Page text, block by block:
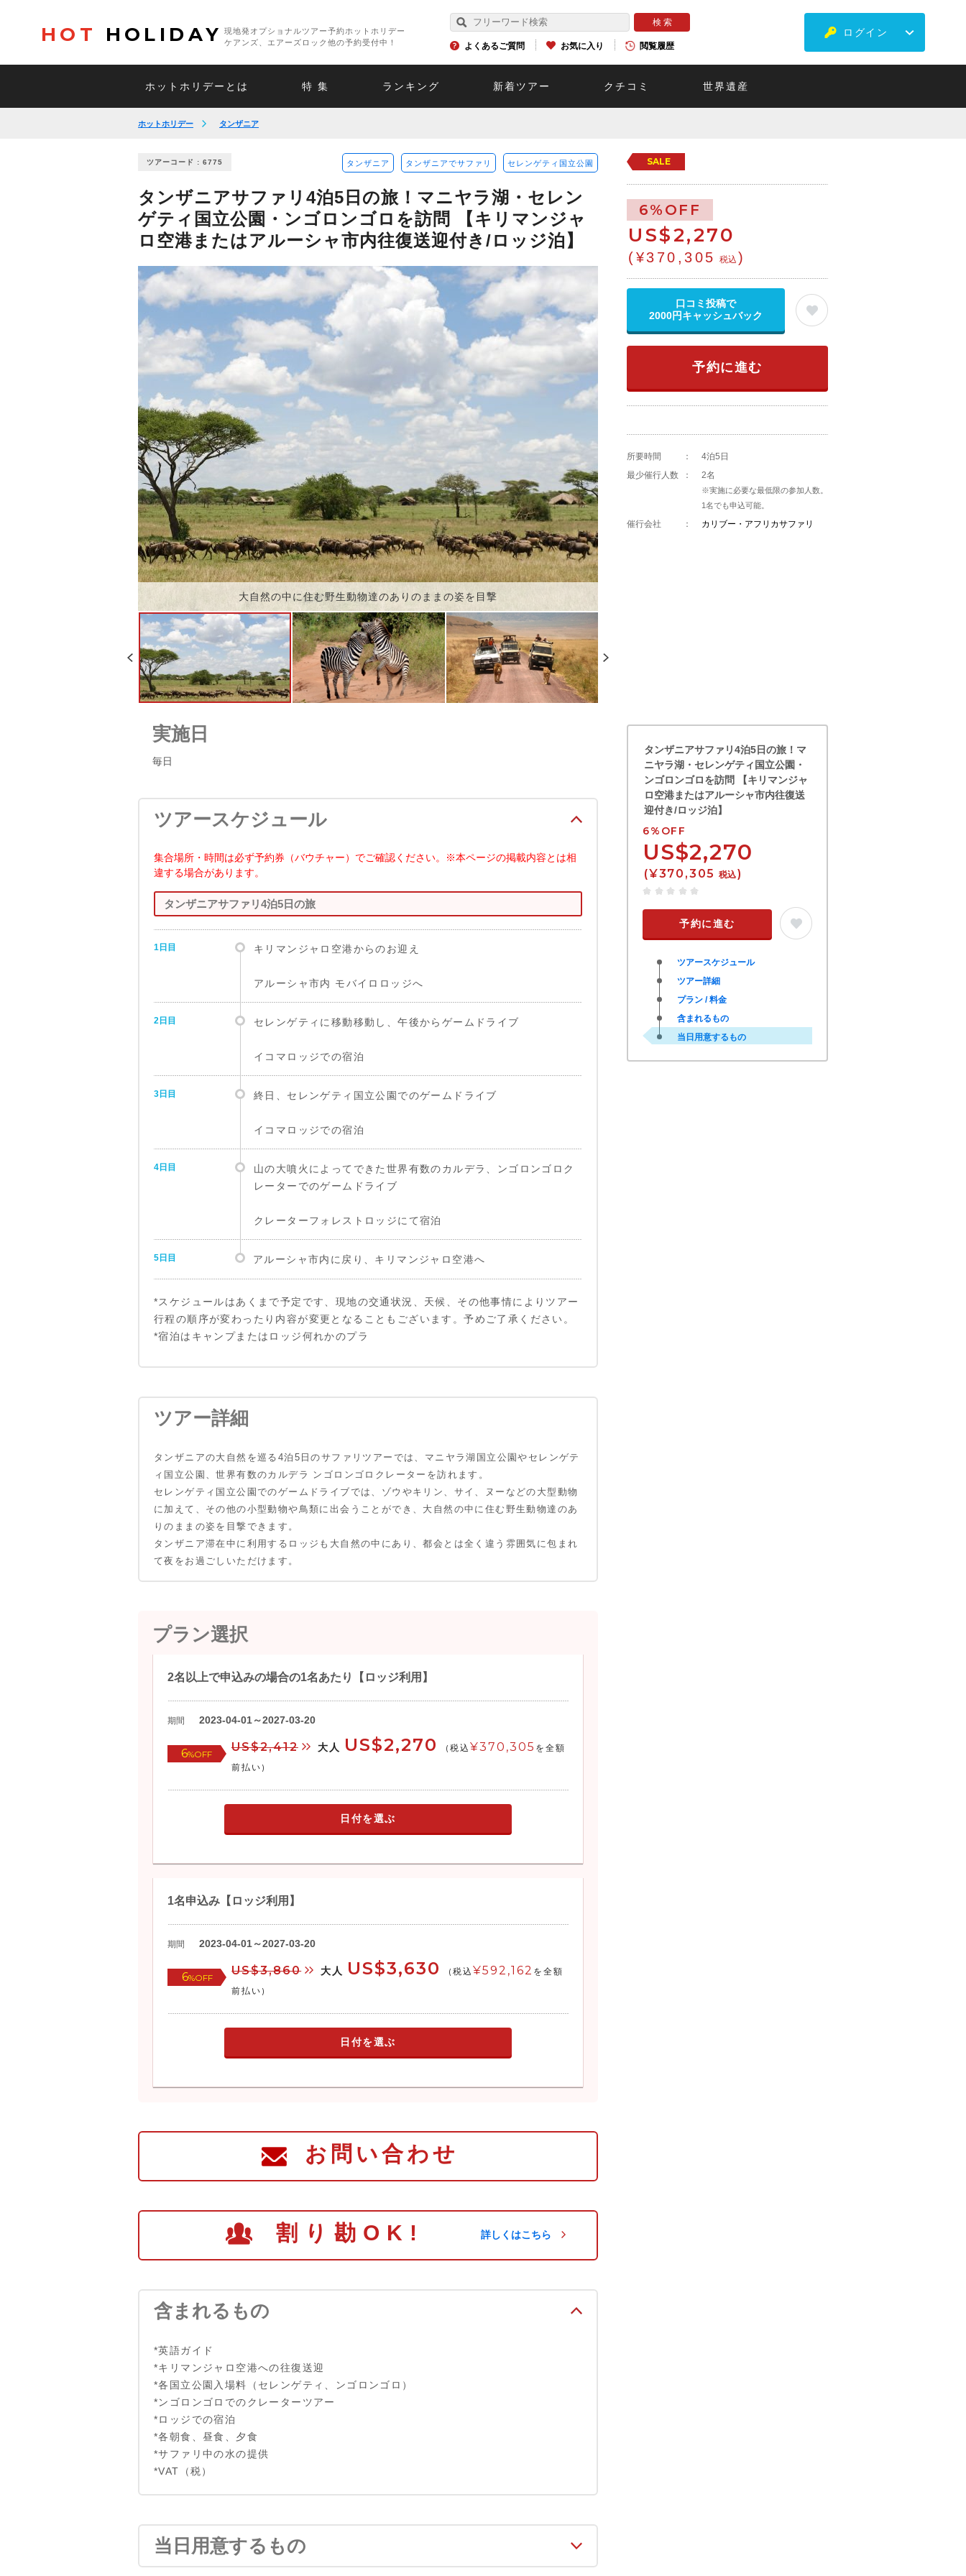
HOT HOLIDAY
現地発オプショナルツアー予約ホットホリデー
ケアンズ、エアーズロック他の予約受付中！
よくあるご質問 お気に入り 閲覧履歴
ログイン
ホットホリデーとは 特 集 ランキング 新着ツアー クチコミ 世界遺産
ホットホリデー タンザニア
ツアーコード : 6775 タンザニア タンザニアでサファリ セレンゲティ国立公園
タンザニアサファリ4泊5日の旅！マニヤラ湖・セレン
ゲティ国立公園・ンゴロンゴロを訪問 【キリマンジャ
ロ空港またはアルーシャ市内往復送迎付き/ロッジ泊】
大自然の中に住む野生動物達のありのままの姿を目撃
SALE
6%OFF
US$2,270
(¥370,305 税込 )
口コミ投稿で
2000円キャッシュバック
予約に進む
所要時間 ：
4泊5日
最少催行人数
： 2名
※実施に必要な最低限の参加人数。
1名でも申込可能。
催行会社 ： カリブー・アフリカサファリ
実施日
毎日
ツアースケジュール
集合場所・時間は必ず予約券（バウチャー）でご確認ください。※本ページの掲載内容とは相
違する場合があります。
タンザニアサファリ4泊5日の旅
1日目 キリマンジャロ空港からのお迎え
アルーシャ市内 モバイロロッジへ
2日目 セレンゲティに移動移動し、午後からゲームドライブ
イコマロッジでの宿泊
3日目 終日、セレンゲティ国立公園でのゲームドライブ
イコマロッジでの宿泊
4日目
山の大噴火によってできた世界有数のカルデラ、ンゴロンゴロク
レーターでのゲームドライブ
クレーターフォレストロッジにて宿泊
5日目 アルーシャ市内に戻り、キリマンジャロ空港へ
*スケジュールはあくまで予定です、現地の交通状況、天候、その他事情によりツアー
行程の順序が変わったり内容が変更となることもございます。予めご了承ください。
*宿泊はキャンプまたはロッジ何れかのプラ
ツアー詳細
タンザニアの大自然を巡る4泊5日のサファリツアーでは、マニヤラ湖国立公園やセレンゲテ
ィ国立公園、世界有数のカルデラ ンゴロンゴロクレーターを訪れます。
セレンゲティ国立公園でのゲームドライブでは、ゾウやキリン、サイ、ヌーなどの大型動物
に加えて、その他の小型動物や鳥類に出会うことができ、大自然の中に住む野生動物達のあ
りのままの姿を目撃できます。
タンザニア滞在中に利用するロッジも大自然の中にあり、都会とは全く違う雰囲気に包まれ
て夜をお過ごしいただけます。
プラン選択
2名以上で申込みの場合の1名あたり【ロッジ利用】
期間 2023-04-01～2027-03-20
6%OFF
US$2,412 大人 US$2,270 (税込 ¥370,305 を全額
前払い)
日付を選ぶ
1名申込み【ロッジ利用】
期間 2023-04-01～2027-03-20
6%OFF
US$3,860 大人 US$3,630 (税込 ¥592,162 を全額
前払い)
日付を選ぶ
お問い合わせ
割り勘OK! 詳しくはこちら
含まれるもの
*英語ガイド
*キリマンジャロ空港への往復送迎
*各国立公園入場料（セレンゲティ、ンゴロンゴロ）
*ンゴロンゴロでのクレーターツアー
*ロッジでの宿泊
*各朝食、昼食、夕食
*サファリ中の水の提供
*VAT（税）
当日用意するもの
タンザニアサファリ4泊5日の旅！マ
ニヤラ湖・セレンゲティ国立公園・
ンゴロンゴロを訪問 【キリマンジャ
ロ空港またはアルーシャ市内往復送
迎付き/ロッジ泊】
6%OFF
US$2,270
(¥370,305 税込)
予約に進む
ツアースケジュール
ツアー詳細
プラン / 料金
含まれるもの
当日用意するもの